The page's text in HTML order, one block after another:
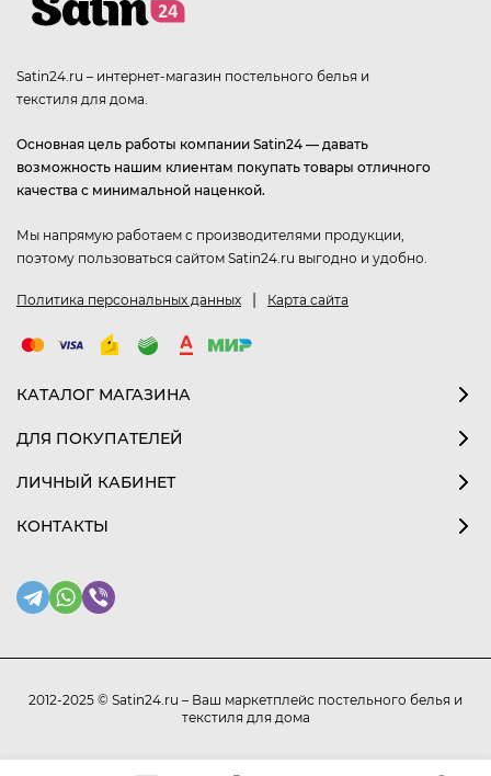
Satin24.ru – интернет-магазин постельного белья и
текстиля для дома.
Основная цель работы компании Satin24 — давать
возможность нашим клиентам покупать товары отличного
качества с минимальной наценкой.
Мы напрямую работаем с производителями продукции,
поэтому пользоваться сайтом Satin24.ru выгодно и удобно.
Политика персональных данных Карта сайта
КАТАЛОГ МАГАЗИНА
ДЛЯ ПОКУПАТЕЛЕЙ
ЛИЧНЫЙ КАБИНЕТ
КОНТАКТЫ
2012-2025 © Satin24.ru – Ваш маркетплейс постельного белья и
текстиля для дома